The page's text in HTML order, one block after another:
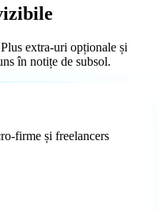
extra-uri opționale și
în notițe de subsol.
firme și freelancers